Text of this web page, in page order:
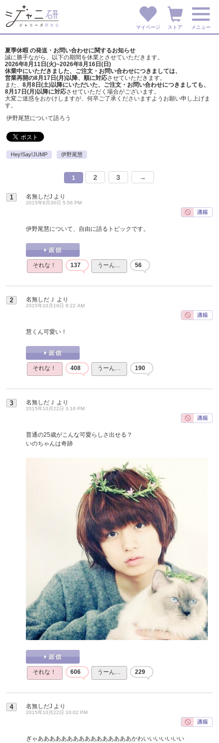
マイページ ストア メニュー
夏季休暇 の発送・お問い合わせに関するお知らせ
誠に勝手ながら、以下の期間を休業とさせていただきます。
2026年8月11日(火)~2026年8月16日(日)
休業中にいただきました、ご注文・お問い合わせにつきましては、
営業再開の8月17日(月)以降、順に対応させていただきます。
また、 8月8日(土)以降にいただいた、ご注文・ お問い合わせにつきましても、
8月17日(月)以降に対応させていただく場合がございます。
大変ご迷惑をおかけしますが、 何卒ご了承くださいますようお願い申し上げま
す。
伊野尾慧について語ろう
Hey!Say!JUMP 伊野尾慧
1 2 3 →
1 名無しだJ より
2015年9月30日 5:56 PM
伊野尾慧について、自由に語るトピックです。
それな！ 137 うーん… 56
2 名無しだＪ より
2015年10月19日 9:22 AM
慧くん可愛い！
それな！ 408 うーん… 190
3 名無しだＪ より
2015年10月22日 3:16 PM
普通の25歳がこんな可愛らしさ出せる？
いのちゃんは奇跡
それな！ 606 うーん… 229
4 名無しだJ より
2015年10月22日 10:02 PM
ぎゃああああああああああああああああかわいいいいいいい